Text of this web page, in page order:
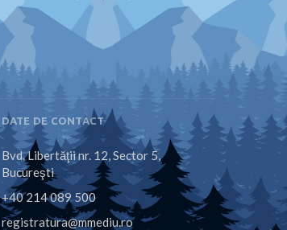
DATE DE CONTACT
Bvd. Libertăţii nr. 12, Sector 5,
Bucureşti
+40 214 089 500
registratura@mmediu.ro